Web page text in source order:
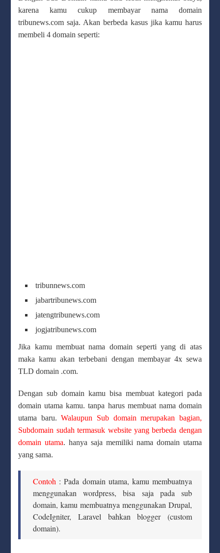
karena kamu cukup membayar nama domain
tribunews.com saja. Akan berbeda kasus jika kamu harus
membeli 4 domain seperti:
tribunnews.com
jabartribunews.com
jatengtribunews.com
jogjatribunews.com
Jika kamu membuat nama domain seperti yang di atas
maka kamu akan terbebani dengan membayar 4x sewa
TLD domain .com.
Dengan sub domain kamu bisa membuat kategori pada
domain utama kamu. tanpa harus membuat nama domain
utama baru.Walaupun Sub domain merupakan bagian,
Subdomain sudah termasuk website yang berbeda dengan
domain utama. hanya saja memiliki nama domain utama
yang sama.
Contoh : Pada domain utama, kamu membuatnya
menggunakan wordpress, bisa saja pada sub
domain, kamu membuatnya menggunakan Drupal,
CodeIgniter, Laravel bahkan blogger (custom
domain).